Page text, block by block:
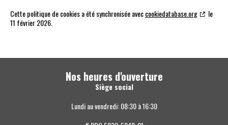
Cette politique de cookies a été synchronisée aveccookiedatabase.org
le
11 février 2026.
Nos heures d'ouverture
Siège social
Lundi au vendredi: 08:30 à 16:30